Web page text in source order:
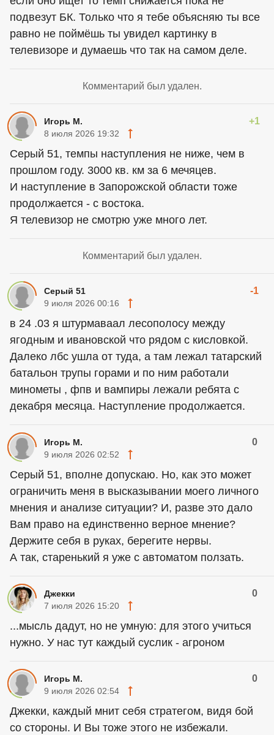
подвезут БК. Только что я тебе объясняю ты все
равно не поймёшь ты увидел картинку в
телевизоре и думаешь что так на самом деле.
Комментарий был удален.
Игорь М. +1
8 июля 2026 19:32
Серый 51, темпы наступления не ниже, чем в
прошлом году. 3000 кв. км за 6 мечяцев.
И наступление в Запорожской области тоже
продолжается - с востока.
Я телевизор не смотрю уже много лет.
Комментарий был удален.
Серый 51 -1
9 июля 2026 00:16
в 24 .03 я штурмаваал лесополосу между
ягодным и ивановской что рядом с кисловкой.
Далеко лбс ушла от туда, а там лежал татарский
батальон трупы горами и по ним работали
минометы , фпв и вампиры лежали ребята с
декабря месяца. Наступление продолжается.
Игорь М. 0
9 июля 2026 02:52
Серый 51, вполне допускаю. Но, как это может
ограничить меня в высказывании моего личного
мнения и анализе ситуации? И, разве это дало
Вам право на единственно верное мнение?
Держите себя в руках, берегите нервы.
А так, старенький я уже с автоматом ползать.
Джекки 0
7 июля 2026 15:20
...мысль дадут, но не умную: для этого учиться
нужно. У нас тут каждый суслик - агроном
Игорь М. 0
9 июля 2026 02:54
Джекки, каждый мнит себя стратегом, видя бой
со стороны. И Вы тоже этого не избежали.